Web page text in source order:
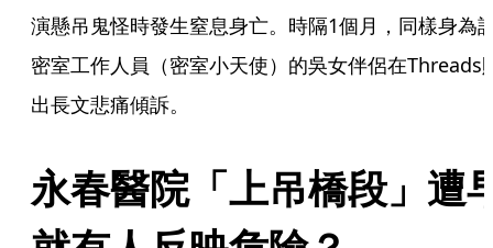
演懸吊鬼怪時發生窒息身亡。時隔1個月，同樣身為
密室工作人員（密室小天使）的吳女伴侶在Threads
出長文悲痛傾訴。
永春醫院「上吊橋段」遭